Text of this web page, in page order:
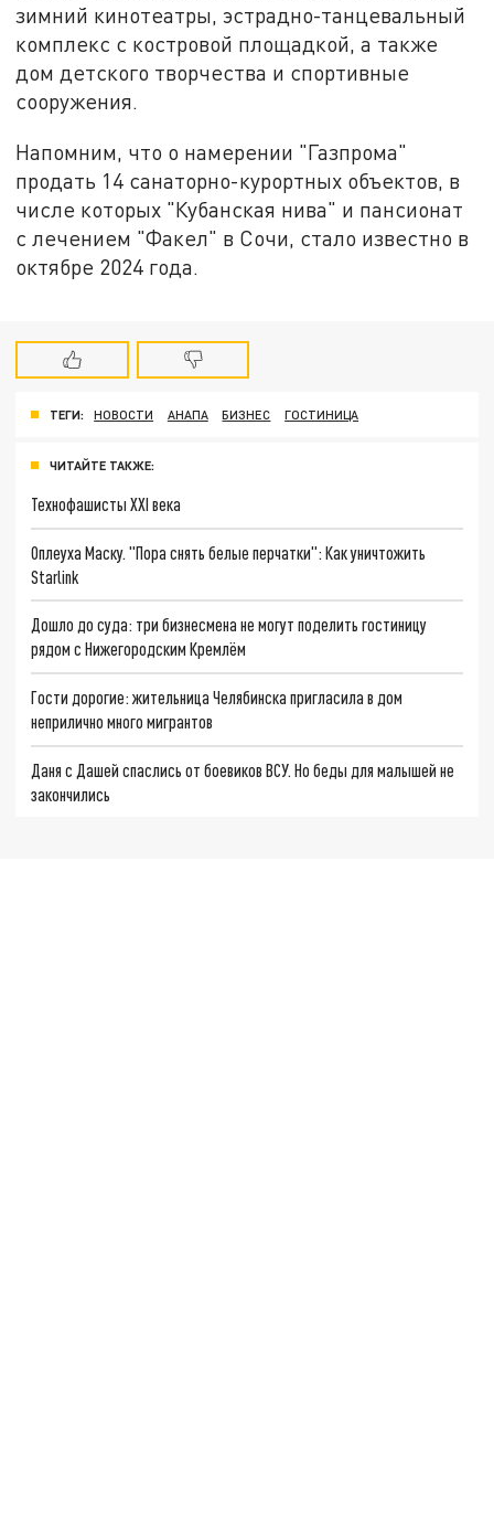
зимний кинотеатры, эстрадно-танцевальный
комплекс с костровой площадкой, а также
дом детского творчества и спортивные
сооружения.
Напомним, что о намерении "Газпрома"
продать 14 санаторно-курортных объектов, в
числе которых "Кубанская нива" и пансионат
с лечением "Факел" в Сочи, стало известно в
октябре 2024 года.
ТЕГИ: НОВОСТИ АНАПА БИЗНЕС ГОСТИНИЦА
ЧИТАЙТЕ ТАКЖЕ:
Технофашисты XXI века
Оплеуха Маску. "Пора снять белые перчатки": Как уничтожить
Starlink
Дошло до суда: три бизнесмена не могут поделить гостиницу
рядом с Нижегородским Кремлём
Гости дорогие: жительница Челябинска пригласила в дом
неприлично много мигрантов
Даня с Дашей спаслись от боевиков ВСУ. Но беды для малышей не
закончились